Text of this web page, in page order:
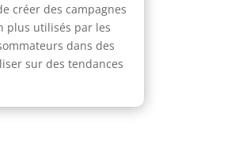
créer des campagnes
plus utilisés par les
dans des
sur des tendances